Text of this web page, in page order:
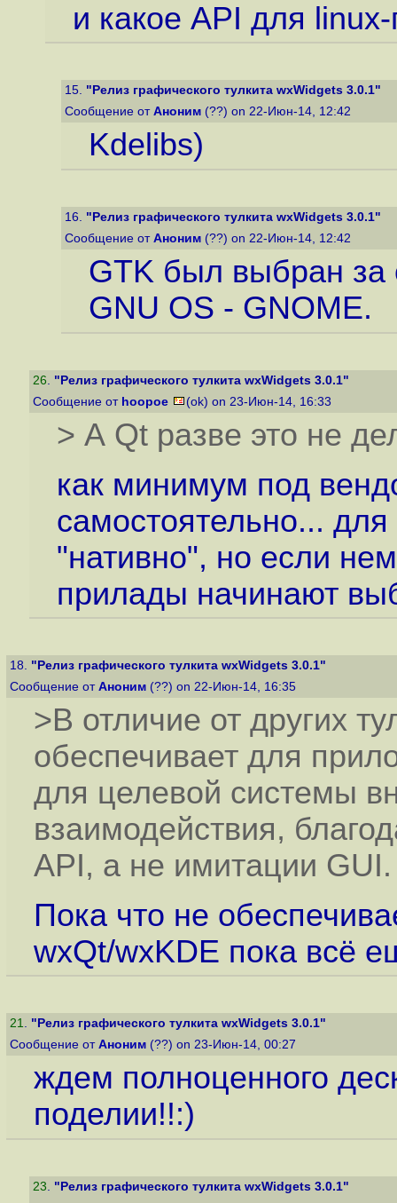
и какое API для
15. "Релиз графического тулкита wxWidgets 3.0.1"
Сообщение от Аноним (??) on 22-Июн-14, 12:42
Kdelibs)
16. "Релиз графического тулкита wxWidgets 3.0.1"
Сообщение от Аноним (??) on 22-Июн-14, 12:42
GTK был выбран за
GNU OS - GNOME.
26. "Релиз графического тулкита wxWidgets 3.0.1"
Сообщение от hoopoe (ok) on 23-Июн-14, 16:33
> А Qt разве это не
как минимум под
самостоятельно...
"нативно", но если
прилады начинают
18. "Релиз графического тулкита wxWidgets 3.0.1"
Сообщение от Аноним (??) on 22-Июн-14, 16:35
>В отличие от других
обеспечивает для
для целевой системы
взаимодействия,
API, а не имитации GUI.
Пока что не
wxQt/wxKDE пока всё
21. "Релиз графического тулкита wxWidgets 3.0.1"
Сообщение от Аноним (??) on 23-Июн-14, 00:27
ждем полноценного
поделии!!:)
23. "Релиз графического тулкита wxWidgets 3.0.1"